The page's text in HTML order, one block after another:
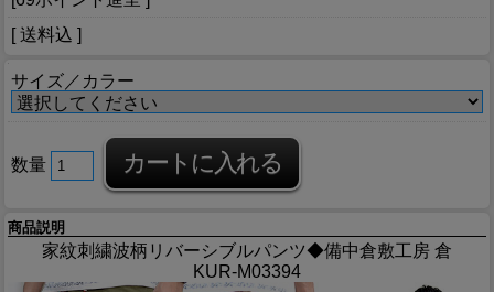
[ 送料込 ]
サイズ／カラー
数量
商品説明
家紋刺繍波柄リバーシブルパンツ◆備中倉敷工房 倉
KUR-M03394